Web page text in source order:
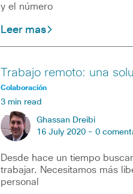
y el número
Leer mas
Trabajo remoto: una
Colaboración
3 min read
Ghassan Dreibi
16 July 2020 - 0
Desde hace un tiempo
trabajar. Necesitamos más
personal